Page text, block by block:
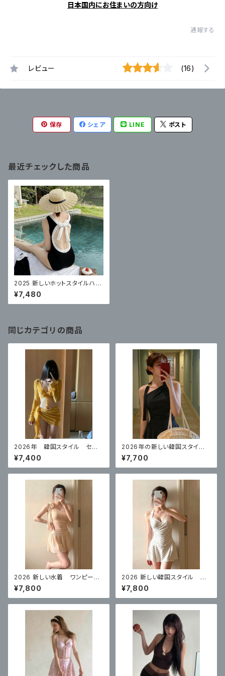
日本国内にお住まいの方向け
通報する
レビュー (16)
保存 シェア LINE ポスト
最近チェックした商品
2025 新しいホットスタイルハイ
エンドセクシーワンピーススカ
ートスタイル
¥7,480
同じカテゴリの商品
2026年 韓国スタイル セク
シービキニイエロー 4点セット
¥7,400
2026年の新しい韓国スタイ
ル ハイエンドのワンピースブ
ラックスカートスタイル 体型カ
バー
¥7,700
2026 新しい水着 ワンピース
スカートスタイルコンサバティ
ブ ハイエンド 体型カバー
¥7,800
2026 新しい韓国スタイル ワ
ンピーススカートスタイル白水
玉控えめな腹カバー
¥7,800